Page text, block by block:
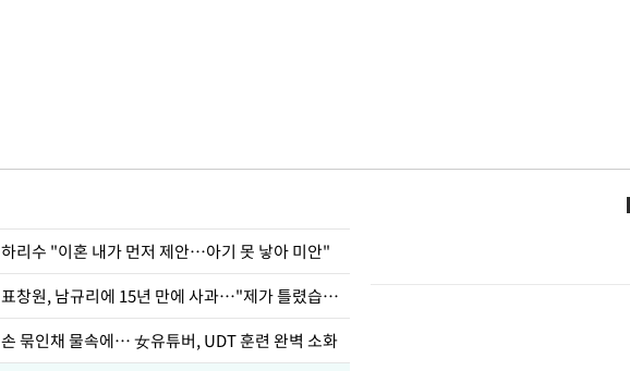
하리수 "이혼 내가 먼저 제안…아기 못 낳아 미안"
표창원, 남규리에 15년 만에 사과…"제가 틀렸습니다"
손 묶인채 물속에… 女유튜버, UDT 훈련 완벽 소화